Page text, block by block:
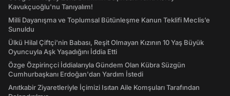
Kavukçuoğlu'nu Tanıyalım!
Milli Dayanışma ve Toplumsal Bütünleşme Kanun Teklifi Meclis’e
Sunuldu
Ülkü Hilal Çiftçi'nin Babası, Reşit Olmayan Kızının 10 Yaş Büyük
Oyuncuyla Aşk Yaşadığını İddia Etti
Özge Özpirinçci İddialarıyla Gündem Olan Kübra Süzgün
Cumhurbaşkanı Erdoğan'dan Yardım İstedi
Anıtkabir Ziyaretleriyle İçimizi Isıtan Aile Komşuları Tarafından